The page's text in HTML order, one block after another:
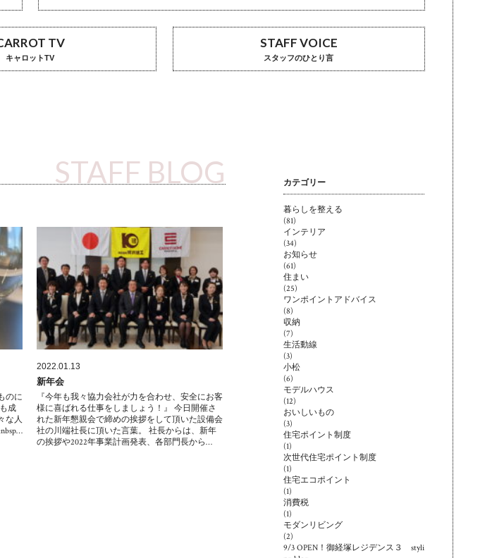
TV
キャロットTV
STAFF VOICE
スタッフのひとり言
STAFF BLOG
のに
成
な人
2022.01.13
新年会
『今年も我々協力会社が力を合わせ、安全にお客
様に喜ばれる仕事をしましょう！』 今日開催さ
れた新年懇親会で締めの挨拶をして頂いた設備会
社の川端社長に頂いた言葉。 社長からは、新年
の挨拶や2022年事業計画発表、各部門長から…
カテゴリー
暮らしを整える
(81)
インテリア
(34)
お知らせ
(61)
住まい
(25)
ワンポイントアドバイス
(8)
収納
(7)
生活動線
(3)
小松
(6)
モデルハウス
(12)
おいしいもの
(3)
住宅ポイント制度
(1)
次世代住宅ポイント制度
(1)
住宅エコポイント
(1)
消費税
(1)
モダンリビング
(2)
9/3 OPEN！御経塚レジデンス３ styli